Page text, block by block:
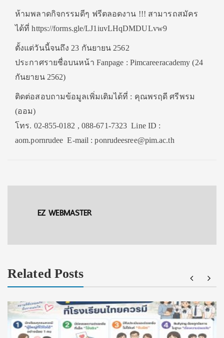
ห้ามพลาดกิจกรรมดีๆ ฟรีตลอดงาน !!! สามารถสมัคร
ได้ที่ https://forms.gle/LJ1iuvLHqDMDULvw9
ตั้งแต่วันนี้จนถึง 23 กันยายน 2562
ประกาศรายชื่อบนหน้า Fanpage : Pimcareeracademy (24
กันยายน 2562)
ติดต่อสอบถามข้อมูลเพิ่มเติมได้ที่ : คุณพรฤดี ศรีพรม
(ออม)
โทร. 02-855-0182 , 088-671-7323 Line ID :
aom.pornrudee E-mail : ponrudeesree@pim.ac.th
EZ WEBMASTER
Related Posts